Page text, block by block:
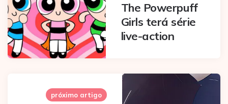
The Powerpuff
Girls terá série
live-action
próximo artigo